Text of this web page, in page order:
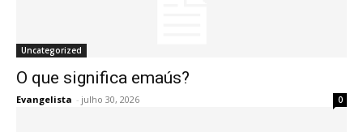
Uncategorized
O que significa emaús?
Evangelista - julho 30, 2026 0